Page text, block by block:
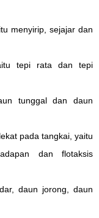
menyirip, sejajar dan
tepi rata dan tepi
tunggal dan daun
pada tangkai, yaitu
dan flotaksis
daun jorong, daun